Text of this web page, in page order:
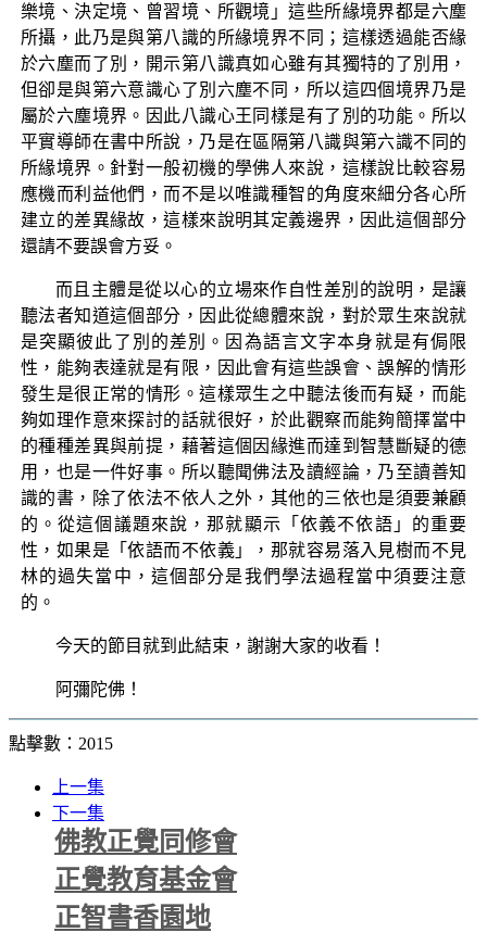
樂境、決定境、曾習境、所觀境」這些所緣境界都是六塵
所攝，此乃是與第八識的所緣境界不同；這樣透過能否緣
於六塵而了別，開示第八識真如心雖有其獨特的了別用，
但卻是與第六意識心了別六塵不同，所以這四個境界乃是
屬於六塵境界。因此八識心王同樣是有了別的功能。所以
平實導師在書中所說，乃是在區隔第八識與第六識不同的
所緣境界。針對一般初機的學佛人來說，這樣說比較容易
應機而利益他們，而不是以唯識種智的角度來細分各心所
建立的差異緣故，這樣來說明其定義邊界，因此這個部分
還請不要誤會方妥。
而且主體是從以心的立場來作自性差別的說明，是讓
聽法者知道這個部分，因此從總體來說，對於眾生來說就
是突顯彼此了別的差別。因為語言文字本身就是有侷限
性，能夠表達就是有限，因此會有這些誤會、誤解的情形
發生是很正常的情形。這樣眾生之中聽法後而有疑，而能
夠如理作意來探討的話就很好，於此觀察而能夠簡擇當中
的種種差異與前提，藉著這個因緣進而達到智慧斷疑的德
用，也是一件好事。所以聽聞佛法及讀經論，乃至讀善知
識的書，除了依法不依人之外，其他的三依也是須要兼顧
的。從這個議題來說，那就顯示「依義不依語」的重要
性，如果是「依語而不依義」，那就容易落入見樹而不見
林的過失當中，這個部分是我們學法過程當中須要注意
的。
今天的節目就到此結束，謝謝大家的收看！
阿彌陀佛！
點擊數：2015
上一集
下一集
佛教正覺同修會
正覺教育基金會
正智書香園地